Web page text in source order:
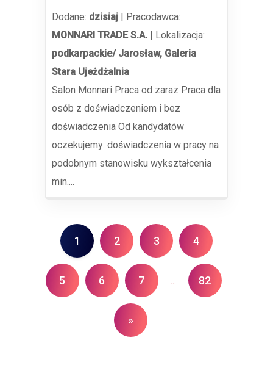
Dodane: dzisiaj | Pracodawca:
MONNARI TRADE S.A. | Lokalizacja:
podkarpackie/ Jarosław, Galeria
Stara Ujeżdżalnia
Salon Monnari Praca od zaraz Praca dla
osób z doświadczeniem i bez
doświadczenia Od kandydatów
oczekujemy: doświadczenia w pracy na
podobnym stanowisku wykształcenia
min....
1 2 3 4
5 6 7 ... 82
»